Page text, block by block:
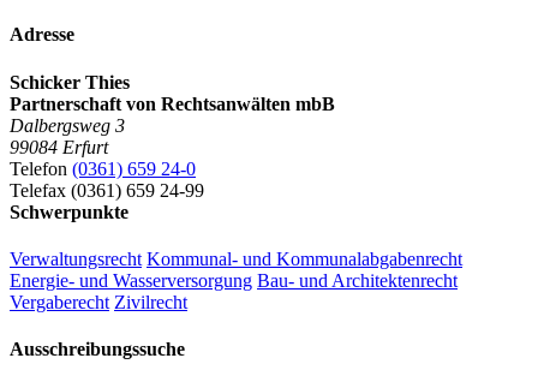
Adresse
Schicker Thies
Partnerschaft von Rechtsanwälten mbB
Dalbergsweg 3
99084 Erfurt
Telefon (0361) 659 24-0
Telefax (0361) 659 24-99
Schwerpunkte
Verwaltungsrecht Kommunal- und Kommunalabgabenrecht
Energie- und Wasserversorgung Bau- und Architektenrecht
Vergaberecht Zivilrecht
Ausschreibungssuche